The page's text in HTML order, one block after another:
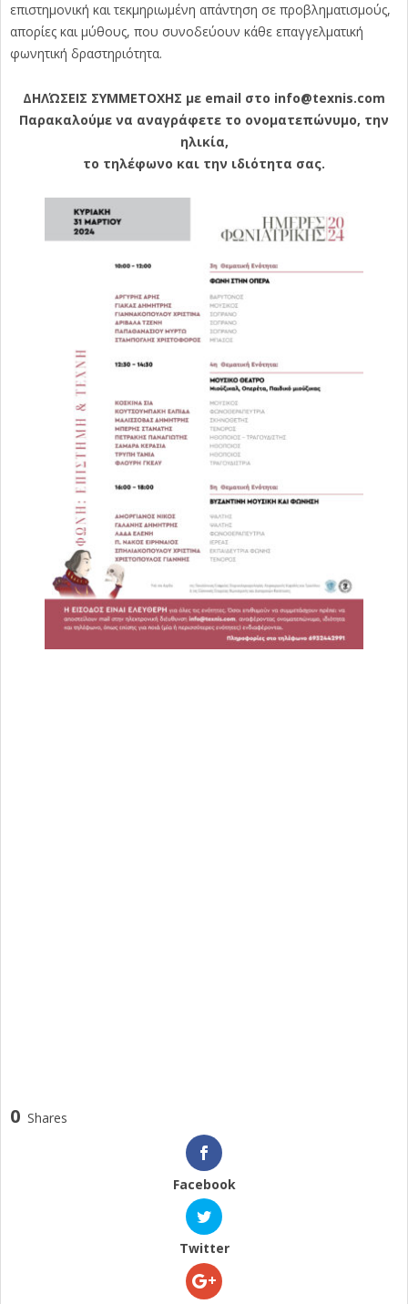
επιστημονική και τεκμηριωμένη απάντηση σε προβληματισμούς,
απορίες και μύθους, που συνοδεύουν κάθε επαγγελματική
φωνητική δραστηριότητα.
ΔΗΛΏΣΕΙΣ ΣΥΜΜΕΤΟΧΗΣ με email στο info@texnis.com
Παρακαλούμε να αναγράφετε το ονοματεπώνυμο, την
ηλικία,
το τηλέφωνο και την ιδιότητα σας.
0 Shares
Facebook
Twitter